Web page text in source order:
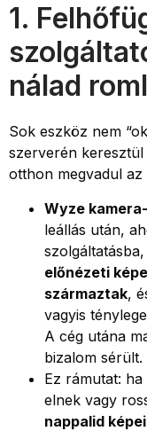
1.
nálad
Sok eszköz nem
szerverén
otthon megvadul az
Wyze
leállás után,
előnézeti
származtak,
vagyis
A cég utána
bizalom sérült.
Ez rámutat:
elnek vagy
nappalid